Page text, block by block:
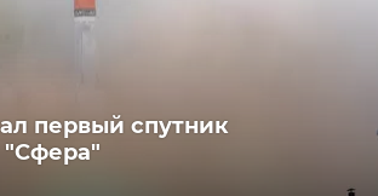
первый спутник
"Сфера"